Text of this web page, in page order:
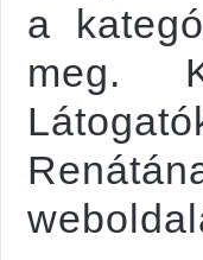
a
meg.